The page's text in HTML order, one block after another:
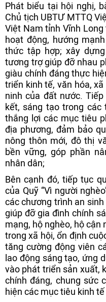
Phát biểu tại hội nghị,
Chủ tịch UBTƯ MTTQ
Việt Nam tỉnh Vĩnh
hoạt động, hướng
thức tập hợp; xây
tương trợ giúp đỡ nhau
giàu chính đáng thực
triển kinh tế, văn hóa,
ninh của đất nước.
kết, sáng tạo trong
thắng lợi các mục tiêu
địa phương, đảm bảo
nông thôn mới, đô thị
bền vững, góp phần
nhân dân;
Bên cạnh đó, tiếp tục
của Quỹ “Vì người
các chương trình an
giúp đỡ gia đình chính
mạng, hộ nghèo, hộ cận
trong xã hội, ổn định
tăng cường động viên
lao động sáng tạo, ứng
vào phát triển sản xuất,
chính đáng, chung sức
hiện các mục tiêu kinh